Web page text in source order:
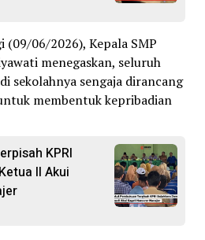
(09/06/2026), Kepala SMP
menegaskan, seluruh
sekolahnya sengaja dirancang
membentuk kepribadian
KPRI
II Akui